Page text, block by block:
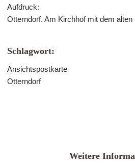
Aufdruck:
Otterndorf. Am Kirchhof mit dem alten
Schlagwort:
Ansichtspostkarte
Otterndorf
Weitere